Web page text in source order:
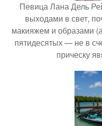
Певица Лана Дель
выходами в свет,
макияжем и образами
пятидесятых — не в
прическу